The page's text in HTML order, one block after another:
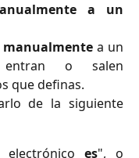
a un
a un
entran o salen
que definas.
de la siguiente
es", o